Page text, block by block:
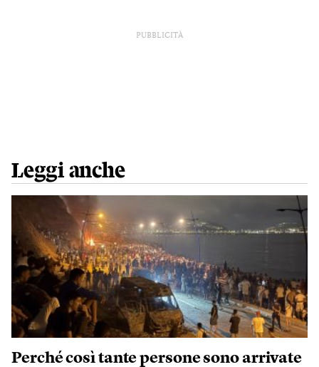
PUBBLICITÀ
Leggi anche
Perché così tante persone sono arrivate